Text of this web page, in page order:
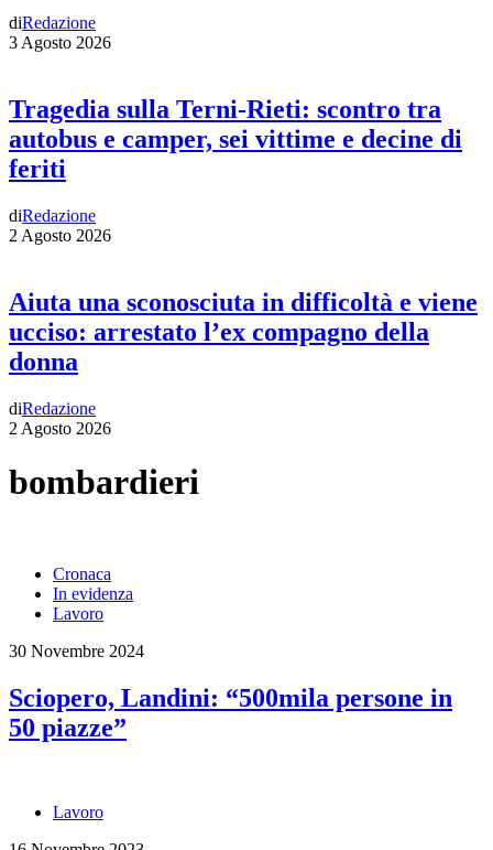
diRedazione
3 Agosto 2026
Tragedia sulla Terni-Rieti: scontro tra
autobus e camper, sei vittime e decine di
feriti
diRedazione
2 Agosto 2026
Aiuta una sconosciuta in difficoltà e viene
ucciso: arrestato l’ex compagno della
donna
diRedazione
2 Agosto 2026
bombardieri
Cronaca
In evidenza
Lavoro
30 Novembre 2024
Sciopero, Landini: “500mila persone in
50 piazze”
Lavoro